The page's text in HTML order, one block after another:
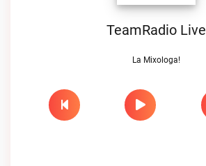
TeamRadio Live
La Mixologa!